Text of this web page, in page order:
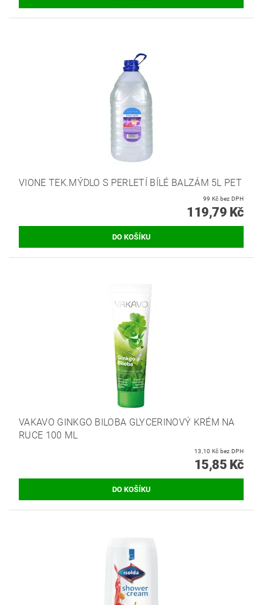
VIONE TEK.MÝDLO S PERLETÍ BÍLÉ BALZÁM 5L PET
99 Kč bez DPH
119,79 Kč
VAKAVO GINKGO BILOBA GLYCERINOVÝ KRÉM NA
RUCE 100 ML
13,10 Kč bez DPH
15,85 Kč